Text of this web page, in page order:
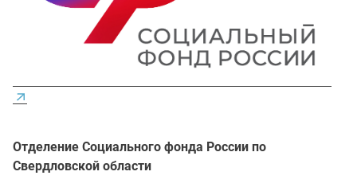
Отделение Социального фонда России по
Свердловской области